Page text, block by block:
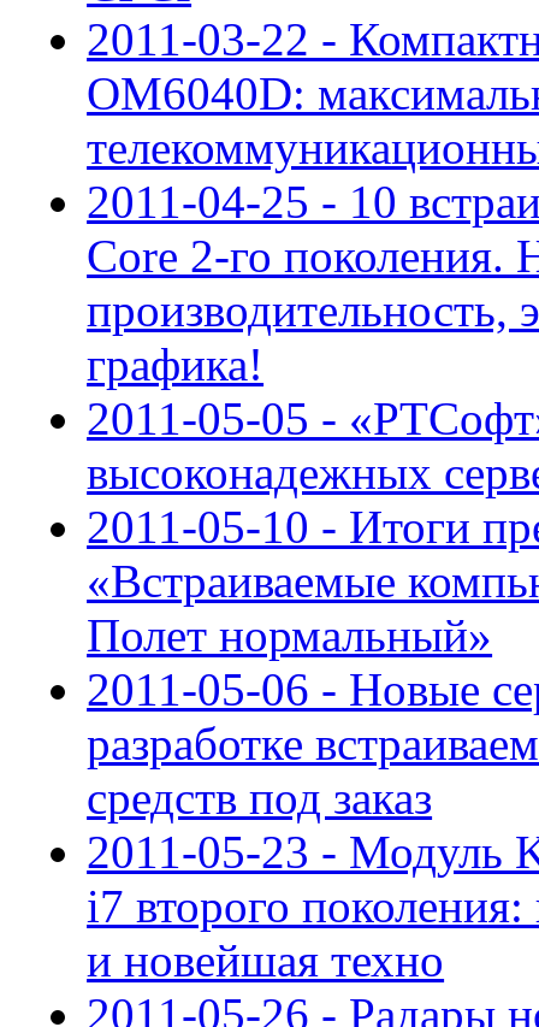
2011-03-22 -
OM6040D:
2011-04-25 - 10
Core 2-го поколения.
производительность,
графика!
2011-05-05 -
высоконадежных
2011-05-10 - Итоги
«Встраиваемые
Полет нормальный»
2011-05-06 - Новые
разработке
средств под заказ
2011-05-23 - Модуль
i7 второго
и новейшая техно
2011-05-26 - Радары